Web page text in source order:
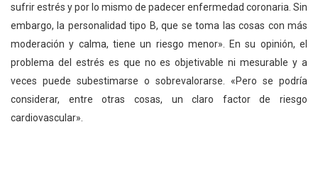
sufrir estrés y por lo mismo de padecer enfermedad coronaria. Sin
embargo, la personalidad tipo B, que se toma las cosas con más
moderación y calma, tiene un riesgo menor». En su opinión, el
problema del estrés es que no es objetivable ni mesurable y a
veces puede subestimarse o sobrevalorarse. «Pero se podría
considerar, entre otras cosas, un claro factor de riesgo
cardiovascular».